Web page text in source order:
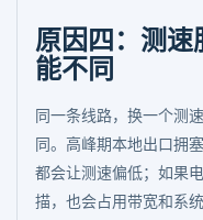
原因四：测速
能不同
同一条线路，换一个测
同。高峰期本地出口拥
都会让测速偏低；如果
描，也会占用带宽和系